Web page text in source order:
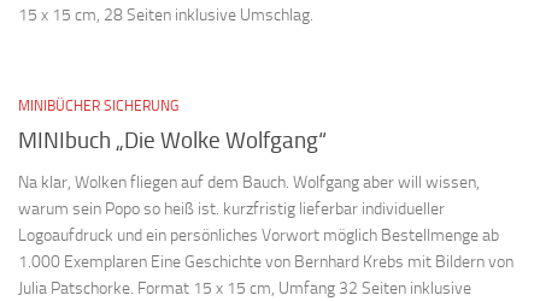
15 x 15 cm, 28 Seiten inklusive Umschlag.
MINIBÜCHER SICHERUNG
MINIbuch „Die Wolke Wolfgang“
Na klar, Wolken fliegen auf dem Bauch. Wolfgang aber will wissen,
warum sein Popo so heiß ist. kurzfristig lieferbar individueller
Logoaufdruck und ein persönliches Vorwort möglich Bestellmenge ab
1.000 Exemplaren Eine Geschichte von Bernhard Krebs mit Bildern von
Julia Patschorke. Format 15 x 15 cm, Umfang 32 Seiten inklusive